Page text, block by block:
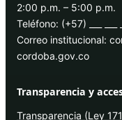
2:00 p.m. – 5:00 p.m.
Teléfono: (+57) ___ ___
Correo institucional:
cordoba.gov.co
Transparencia y
Transparencia (Ley